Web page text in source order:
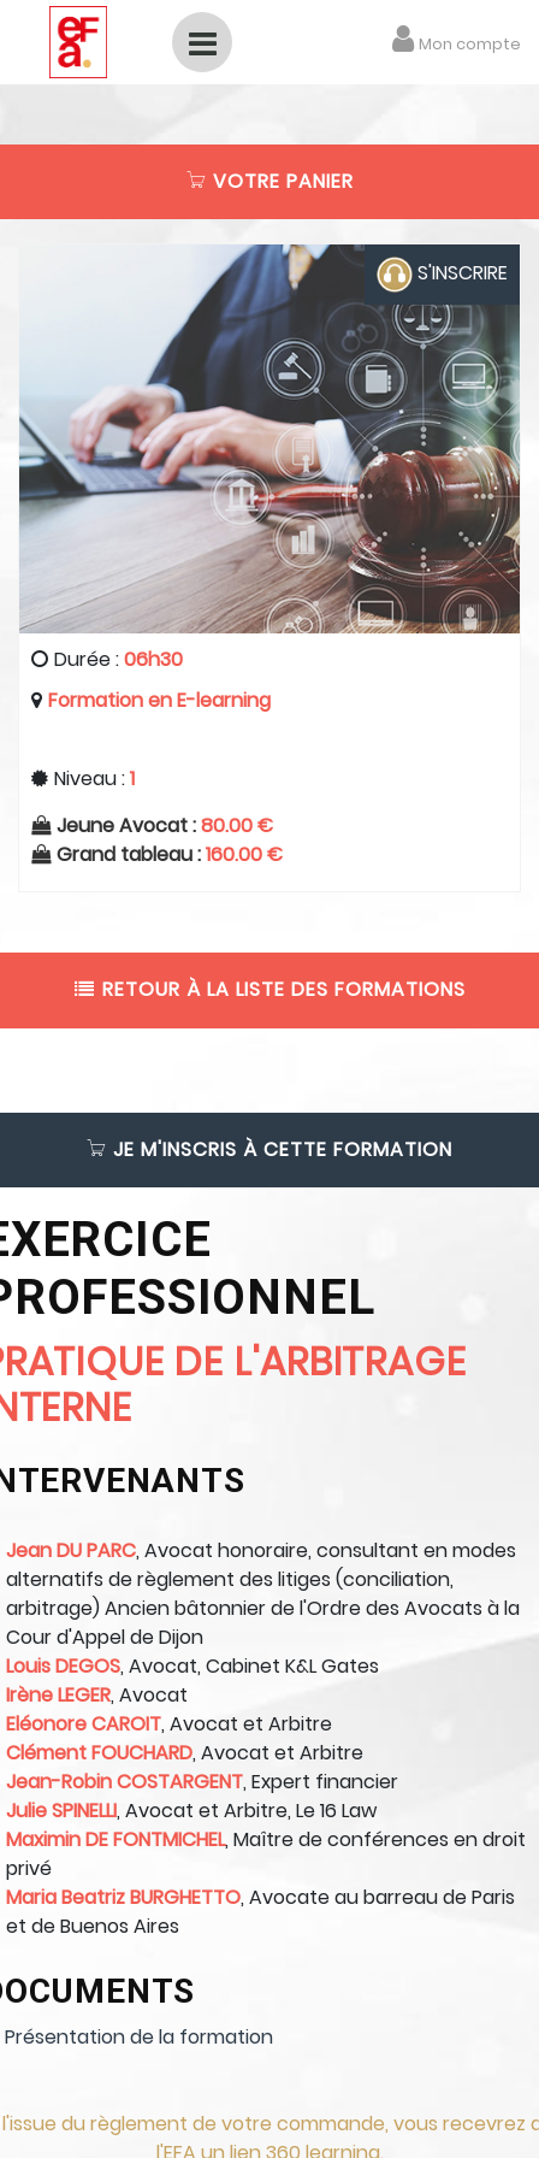
VOTRE PANIER
S'INSCRIRE
Durée :06h30
Formation en E-learning
Niveau :1
Jeune Avocat :80.00 €
Grand tableau :160.00 €
RETOUR À LA LISTE DES FORMATIONS
JE M'INSCRIS À CETTE FORMATION
DE L'ARBITRAGE
Jean DU PARC, Avocat honoraire, consultant en modes
alternatifs de règlement des litiges (conciliation,
arbitrage) Ancien bâtonnier de l'Ordre des Avocats à la
Cour d'Appel de Dijon
Louis DEGOS, Avocat, Cabinet K&L Gates
Irène LEGER, Avocat
Eléonore CAROIT, Avocat et Arbitre
Clément FOUCHARD, Avocat et Arbitre
Jean-Robin COSTARGENT, Expert financier
Julie SPINELLI, Avocat et Arbitre, Le 16 Law
Maximin DE FONTMICHEL, Maître de conférences en droit
privé
Maria Beatriz BURGHETTO, Avocate au barreau de Paris
et de Buenos Aires
Présentation de la formation
du règlement de votre commande, vous recevrez
Mon compte
Notre catalogue de formation
Votre panier en cours
Commandes & Factures
Les annonces